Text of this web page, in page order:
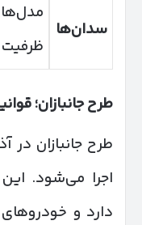
سدان‌ها
طرح جانبازان؛
اجرا می‌شود.
دارد و